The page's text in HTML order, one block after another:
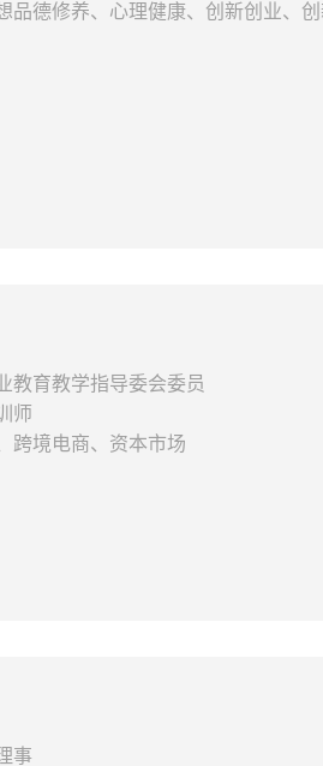
品德修养、心理健康、创新创业、
教育教学指导委会委员
师
跨境电商、资本市场
事